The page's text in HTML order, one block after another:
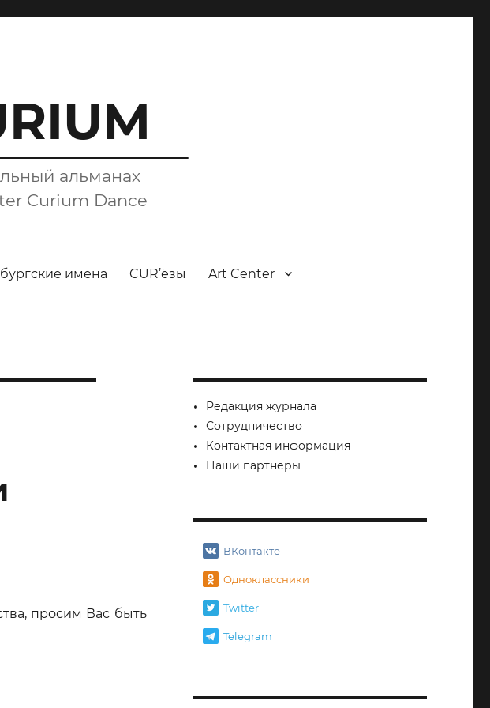
альманах
Curium Dance
имена CUR’ёзы Art Center
просим Вас быть
случаи мошенничества!»
Редакция журнала
Сотрудничество
Контактная информация
Наши партнеры
ВКонтакте
Одноклассники
Twitter
Telegram